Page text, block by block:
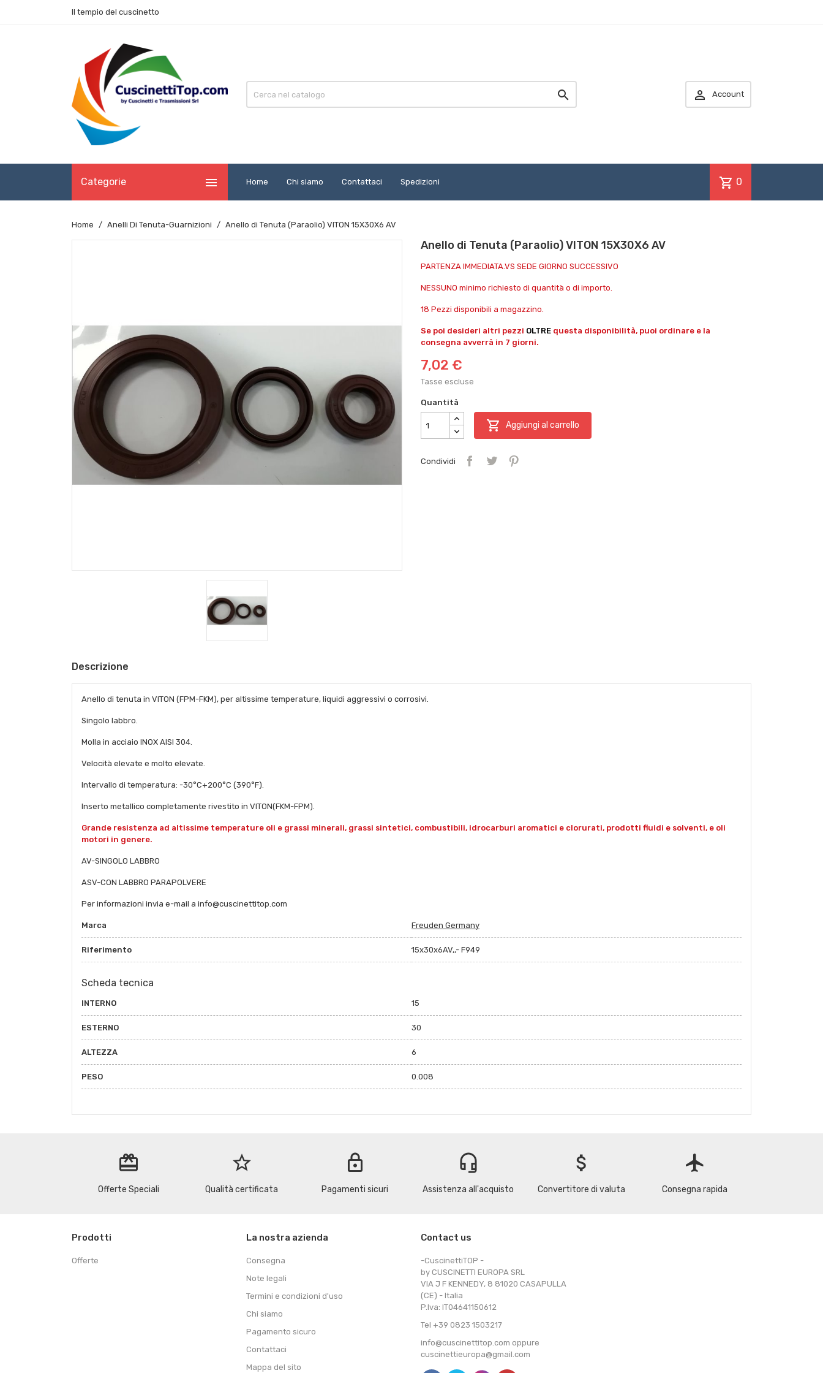
Il tempio del cuscinetto
  Account
Categorie  Home Chi siamo Contattaci Spedizioni shopping_cart 0
Home Anelli Di Tenuta-Guarnizioni Anello di Tenuta (Paraolio) VITON 15X30X6 AV
Anello di Tenuta (Paraolio) VITON 15X30X6 AV
PARTENZA IMMEDIATA.VS SEDE GIORNO SUCCESSIVO
NESSUNO minimo richiesto di quantità o di importo.
18 Pezzi disponibili a magazzino.
Se poi desideri altri pezzi OLTRE questa disponibilità, puoi ordinare e la
consegna avverrà in 7 giorni.
7,02 €
Tasse escluse
Quantità
 Aggiungi al carrello
Condividi
Descrizione
Anello di tenuta in VITON (FPM-FKM), per altissime temperature, liquidi aggressivi o corrosivi.
Singolo labbro.
Molla in acciaio INOX AISI 304.
Velocità elevate e molto elevate.
Intervallo di temperatura: -30°C+200°C (390°F).
Inserto metallico completamente rivestito in VITON(FKM-FPM).
Grande resistenza ad altissime temperature oli e grassi minerali, grassi sintetici, combustibili, idrocarburi aromatici e clorurati, prodotti fluidi e solventi, e oli
motori in genere.
AV-SINGOLO LABBRO
ASV-CON LABBRO PARAPOLVERE
Per informazioni invia e-mail a info@cuscinettitop.com
Marca Freuden Germany
Riferimento 15x30x6AV,,- F949
Scheda tecnica
INTERNO 15
ESTERNO 30
ALTEZZA 6
PESO 0.008
redeem
Offerte Speciali
star_border
Qualità certificata
lock
Pagamenti sicuri
headset_mic
Assistenza all'acquisto
attach_money
Convertitore di valuta
flight
Consegna rapida
Prodotti
Offerte
La nostra azienda
Consegna
Note legali
Termini e condizioni d'uso
Chi siamo
Pagamento sicuro
Contattaci
Mappa del sito
Contact us
-CuscinettiTOP -
by CUSCINETTI EUROPA SRL
VIA J F KENNEDY, 8 81020 CASAPULLA
(CE) - Italia
P.Iva: IT04641150612
Tel +39 0823 1503217
info@cuscinettitop.com oppure
cuscinettieuropa@gmail.com